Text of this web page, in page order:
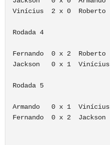
Vinícius  2 x 0  Roberto
Rodada 4
Fernando  0 x 2  Roberto
Jackson   0 x 1  Vinícius
Rodada 5
Armando   0 x 1  Vinícius
Fernando  0 x 2  Jackson